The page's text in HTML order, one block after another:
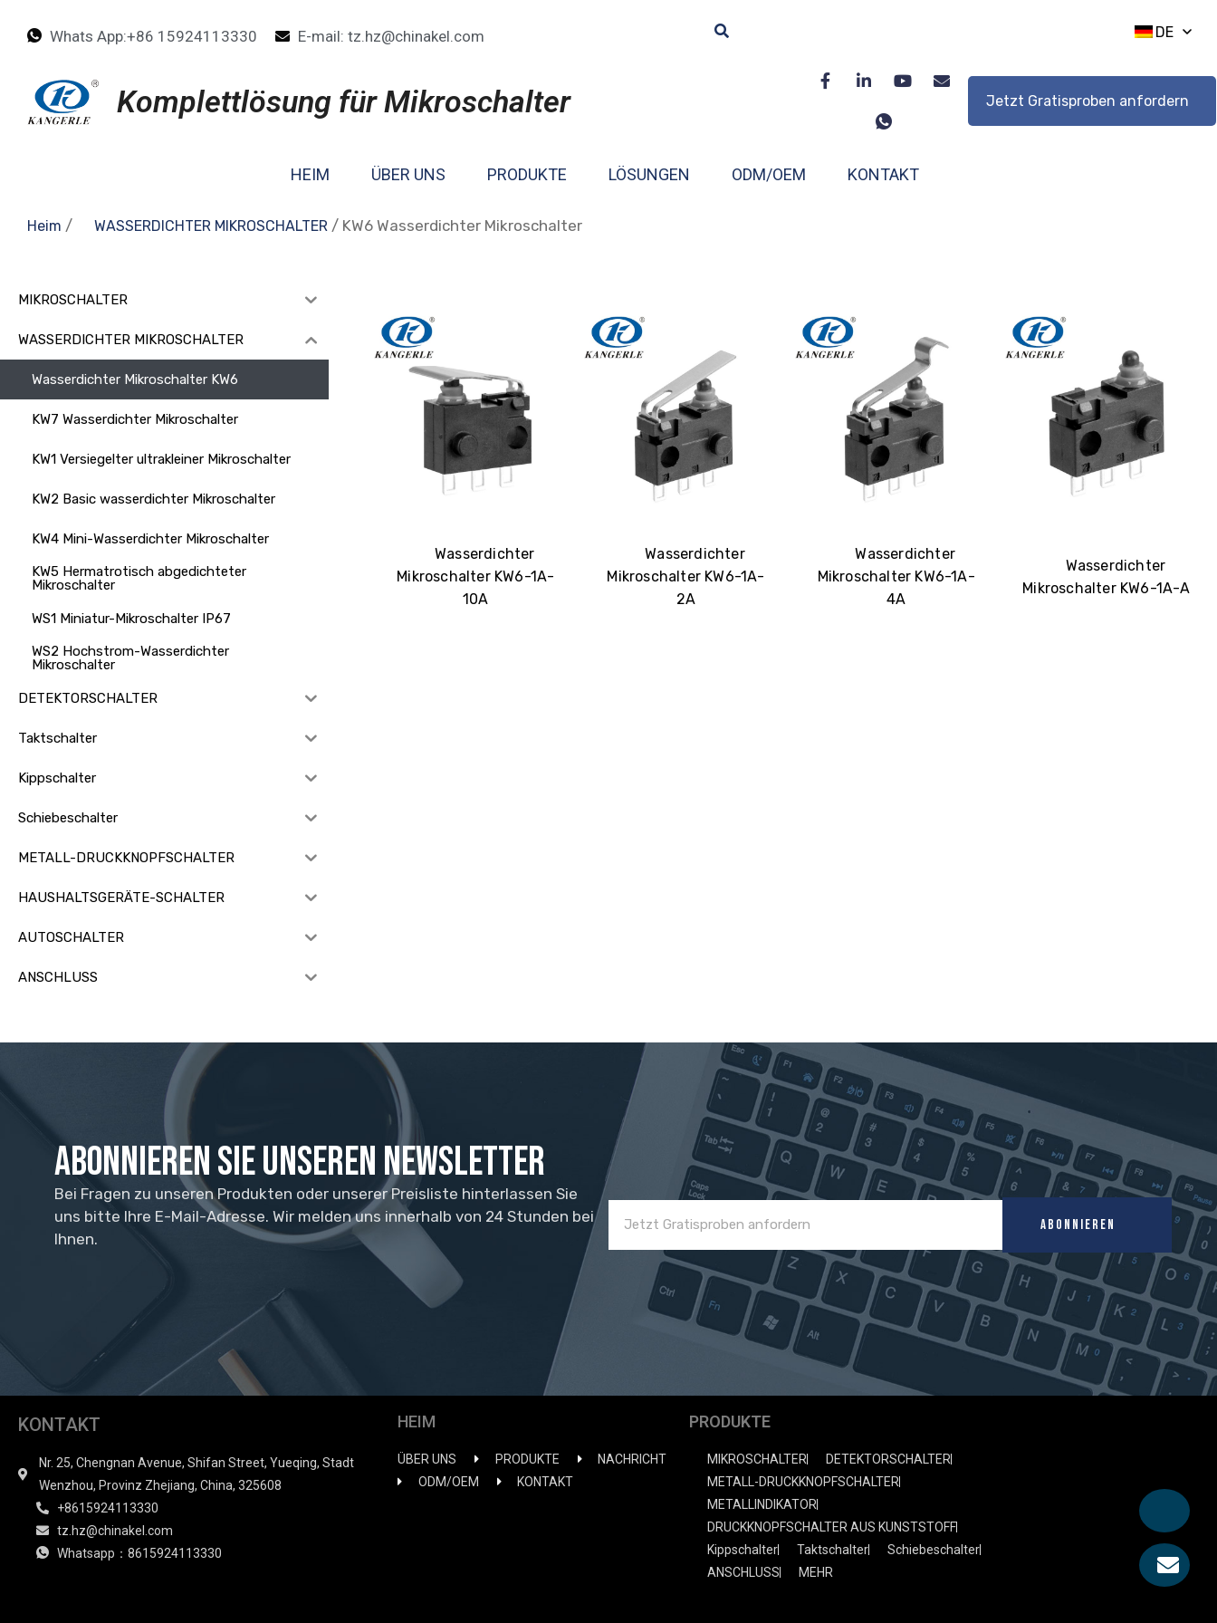
Whats App:+86 15924113330 E-mail: tz.hz@chinakel.com DE
Komplettlösung für Mikroschalter Jetzt Gratisproben anfordern
SCHICKEN
HEIM ÜBER UNS PRODUKTE LÖSUNGEN ODM/OEM KONTAKT
Heim / WASSERDICHTER MIKROSCHALTER / KW6 Wasserdichter Mikroschalter
MIKROSCHALTER
WASSERDICHTER MIKROSCHALTER
Wasserdichter Mikroschalter KW6
KW7 Wasserdichter Mikroschalter
KW1 Versiegelter ultrakleiner Mikroschalter
KW2 Basic wasserdichter Mikroschalter
KW4 Mini-Wasserdichter Mikroschalter
KW5 Hermatrotisch abgedichteter
Mikroschalter
WS1 Miniatur-Mikroschalter IP67
WS2 Hochstrom-Wasserdichter
Mikroschalter
DETEKTORSCHALTER
Taktschalter
Kippschalter
Schiebeschalter
METALL-DRUCKKNOPFSCHALTER
HAUSHALTSGERÄTE-SCHALTER
AUTOSCHALTER
ANSCHLUSS
Wasserdichter
Mikroschalter KW6-1A-
10A
Wasserdichter
Mikroschalter KW6-1A-
2A
Wasserdichter
Mikroschalter KW6-1A-
4A
Wasserdichter
Mikroschalter KW6-1A-A
Abonnieren Sie unseren Newsletter
Bei Fragen zu unseren Produkten oder unserer Preisliste hinterlassen Sie
uns bitte Ihre E-Mail-Adresse. Wir melden uns innerhalb von 24 Stunden bei
Ihnen.
ABONNIEREN
KONTAKT
Nr. 25, Chengnan Avenue, Shifan Street, Yueqing, Stadt
Wenzhou, Provinz Zhejiang, China, 325608
+8615924113330
tz.hz@chinakel.com
Whatsapp：8615924113330
HEIM
ÜBER UNS PRODUKTE
NACHRICHT
ODM/OEM
KONTAKT
PRODUKTE
MIKROSCHALTER
DETEKTORSCHALTER
METALL-DRUCKKNOPFSCHALTER
METALLINDIKATOR
DRUCKKNOPFSCHALTER AUS KUNSTSTOFF
Kippschalter
Taktschalter
Schiebeschalter
ANSCHLUSS
MEHR